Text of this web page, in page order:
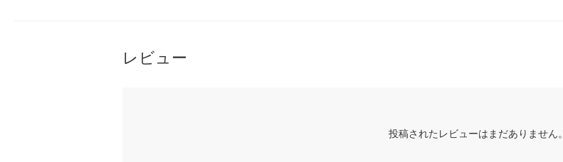
レビュー
投稿されたレビューはまだありません。